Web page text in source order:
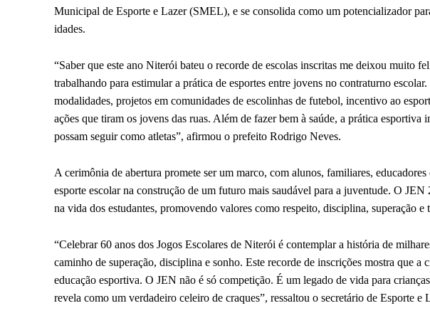
Municipal de Esporte e Lazer (SMEL), e se consolida como um potencializador
idades.
“Saber que este ano Niterói bateu o recorde de escolas inscritas me deixou muito
trabalhando para estimular a prática de esportes entre jovens no contraturno
modalidades, projetos em comunidades de escolinhas de futebol, incentivo ao
ações que tiram os jovens das ruas. Além de fazer bem à saúde, a prática esportiva
possam seguir como atletas”, afirmou o prefeito Rodrigo Neves.
A cerimônia de abertura promete ser um marco, com alunos, familiares,
esporte escolar na construção de um futuro mais saudável para a juventude. O
na vida dos estudantes, promovendo valores como respeito, disciplina, superação e
“Celebrar 60 anos dos Jogos Escolares de Niterói é contemplar a história de
caminho de superação, disciplina e sonho. Este recorde de inscrições mostra que a
educação esportiva. O JEN não é só competição. É um legado de vida para
revela como um verdadeiro celeiro de craques”, ressaltou o secretário de Esporte